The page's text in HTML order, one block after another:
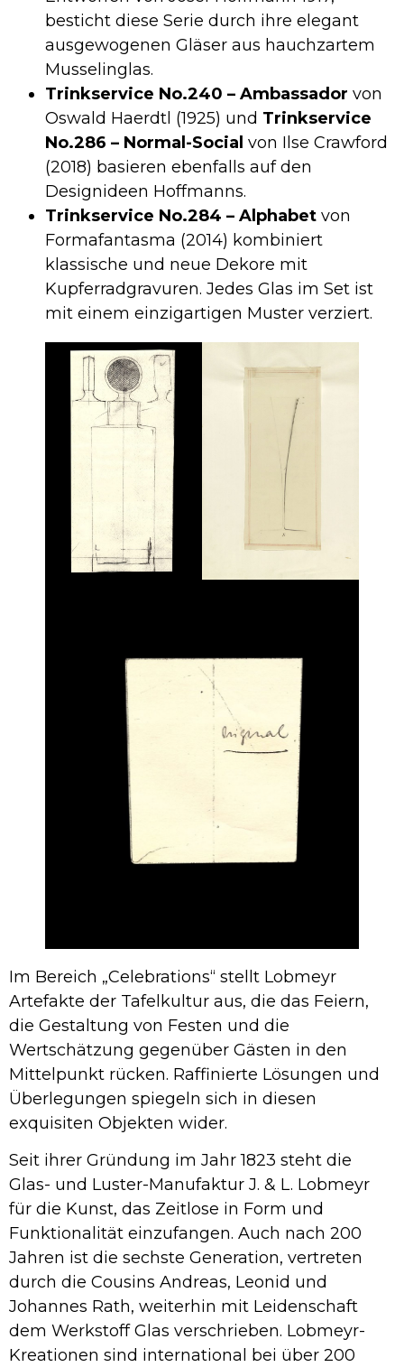
besticht diese Serie durch ihre elegant
ausgewogenen Gläser aus hauchzartem
Musselinglas.
Trinkservice No.240 – Ambassador von
Oswald Haerdtl (1925) und Trinkservice
No.286 – Normal-Social von Ilse Crawford
(2018) basieren ebenfalls auf den
Designideen Hoffmanns.
Trinkservice No.284 – Alphabet von
Formafantasma (2014) kombiniert
klassische und neue Dekore mit
Kupferradgravuren. Jedes Glas im Set ist
mit einem einzigartigen Muster verziert.
Im Bereich „Celebrations“ stellt Lobmeyr
Artefakte der Tafelkultur aus, die das Feiern,
die Gestaltung von Festen und die
Wertschätzung gegenüber Gästen in den
Mittelpunkt rücken. Raffinierte Lösungen und
Überlegungen spiegeln sich in diesen
exquisiten Objekten wider.
Seit ihrer Gründung im Jahr 1823 steht die
Glas- und Luster-Manufaktur J. & L. Lobmeyr
für die Kunst, das Zeitlose in Form und
Funktionalität einzufangen. Auch nach 200
Jahren ist die sechste Generation, vertreten
durch die Cousins Andreas, Leonid und
Johannes Rath, weiterhin mit Leidenschaft
dem Werkstoff Glas verschrieben. Lobmeyr-
Kreationen sind international bei über 200